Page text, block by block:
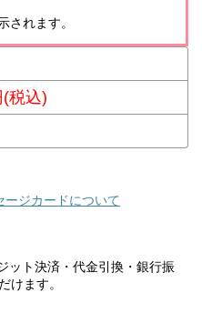
されます。
税込)
ット決済・代金引換・銀行振
けます。